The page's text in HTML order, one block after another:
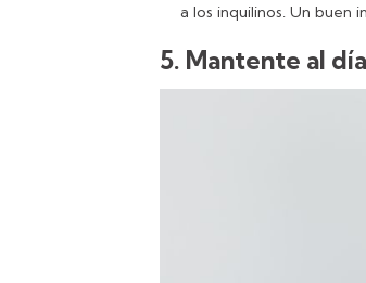
a los inquilinos. Un buen
5. Mantente al